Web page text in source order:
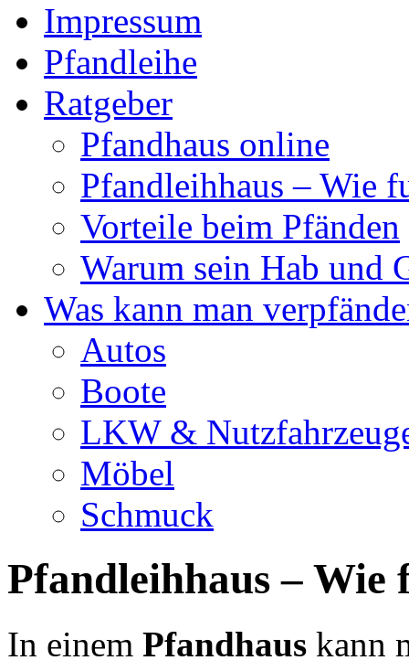
Impressum
Pfandleihe
Ratgeber
Pfandhaus online
Pfandleihhaus – Wie
Vorteile beim Pfänden
Warum sein Hab und
Was kann man
Autos
Boote
LKW &
Möbel
Schmuck
Pfandleihhaus –
In einem Pfandhaus kann